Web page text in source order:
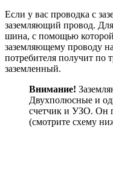
Если у вас проводка с
заземляющий провод.
шина, с помощью
заземляющему проводу
потребителя получит по
заземленный.
Внимание!
Двухполюсные и
счетчик и УЗО. Он
(смотрите схему